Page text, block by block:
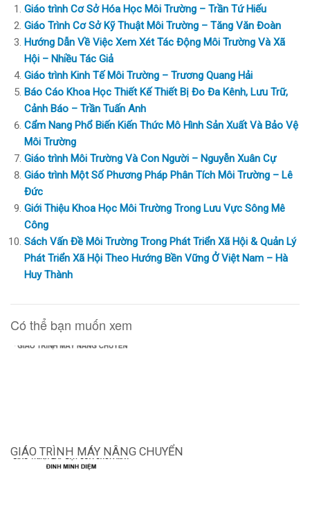
Giáo trình Cơ Sở Hóa Học Môi Trường – Trần Tứ Hiếu
Giáo Trình Cơ Sở Kỹ Thuật Môi Trường – Tăng Văn Đoàn
Hướng Dẫn Về Việc Xem Xét Tác Động Môi Trường Và Xã
Hội – Nhiều Tác Giả
Giáo trình Kinh Tế Môi Trường – Trương Quang Hải
Báo Cáo Khoa Học Thiết Kế Thiết Bị Đo Đa Kênh, Lưu Trữ,
Cảnh Báo – Trần Tuấn Anh
Cẩm Nang Phổ Biến Kiến Thức Mô Hình Sản Xuất Và Bảo Vệ
Môi Trường
Giáo trình Môi Trường Và Con Người – Nguyễn Xuân Cự
Giáo trình Một Số Phương Pháp Phân Tích Môi Trường – Lê
Đức
Giới Thiệu Khoa Học Môi Trường Trong Lưu Vực Sông Mê
Công
Sách Vấn Đề Môi Trường Trong Phát Triển Xã Hội & Quản Lý
Phát Triển Xã Hội Theo Hướng Bền Vững Ở Việt Nam – Hà
Huy Thành
Có thể bạn muốn xem
GIÁO TRÌNH MÁY NÂNG CHUYỂN